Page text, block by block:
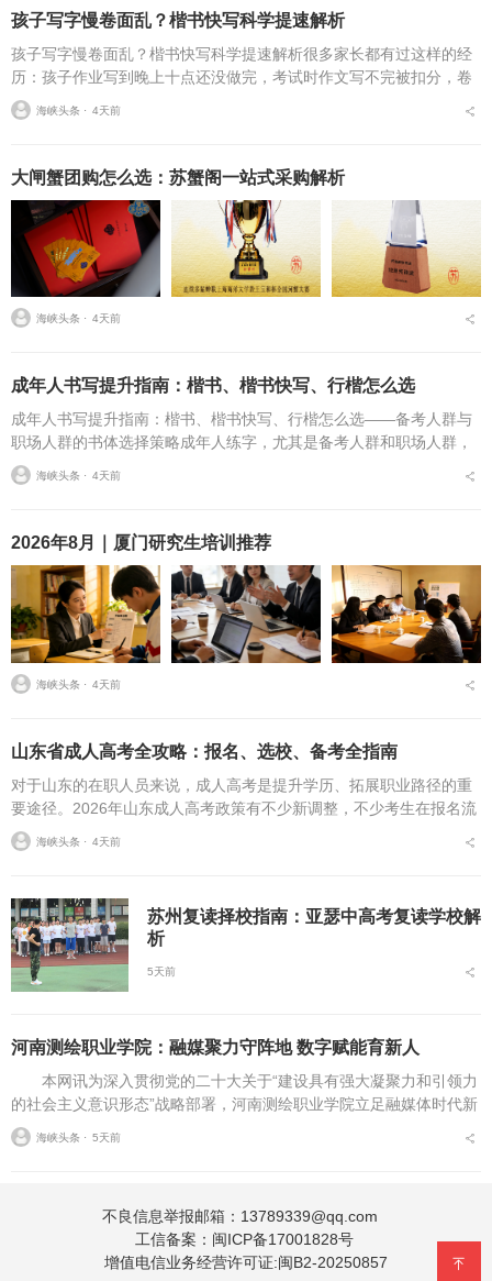
孩子写字慢卷面乱？楷书快写科学提速解析
孩子写字慢卷面乱？楷书快写科学提速解析很多家长都有过这样的经
历：孩子作业写到晚上十点还没做完，考试时作文写不完被扣分，卷
面因为字迹潦草被老师多次点名。据相关调查显示，67%的小学生存
在书写速度不达标问...
海峡头条 ⋅ 4天前
大闸蟹团购怎么选：苏蟹阁一站式采购解析
海峡头条 ⋅ 4天前
成年人书写提升指南：楷书、楷书快写、行楷怎么选
成年人书写提升指南：楷书、楷书快写、行楷怎么选——备考人群与
职场人群的书体选择策略成年人练字，尤其是备考人群和职场人群，
常常面临一个具体问题：字丑想改善，到底该练标准楷书，还是练楷
书快写，或者干脆练行...
海峡头条 ⋅ 4天前
2026年8月｜厦门研究生培训推荐
海峡头条 ⋅ 4天前
山东省成人高考全攻略：报名、选校、备考全指南
对于山东的在职人员来说，成人高考是提升学历、拓展职业路径的重
要途径。2026年山东成人高考政策有不少新调整，不少考生在报名流
程、条件筛选、院校选择等方面存在诸多疑问，本文将从报名全流
程、报考条件、院校...
海峡头条 ⋅ 4天前
苏州复读择校指南：亚瑟中高考复读学校解
析
5天前
河南测绘职业学院：融媒聚力守阵地 数字赋能育新人
本网讯为深入贯彻党的二十大关于“建设具有强大凝聚力和引领力
的社会主义意识形态”战略部署，河南测绘职业学院立足融媒体时代新
挑战，扎实推进在风险研判、机制创新、技术赋能、实践育人等方面
的路径分析与研...
海峡头条 ⋅ 5天前
不良信息举报邮箱：13789339@qq.com
工信备案： 闽ICP备17001828号
增值电信业务经营许可证:闽B2-20250857